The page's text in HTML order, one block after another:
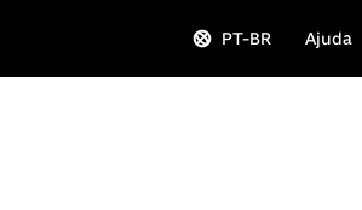
PT-BR Ajuda